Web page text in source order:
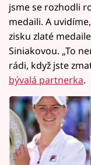
jsme se rozhodli
medaili. A
zisku zlaté
Siniakovou. „To
rádi, když jste
bývalá partnerka.